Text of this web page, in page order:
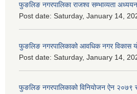
फुङलिङ नगरपालिका राजश्व सम्भाव्यता
Post date: Saturday, January 14,
फुङलिङ नगरपालिकाको आवधिक नगर विकास
Post date: Saturday, January 14,
फुङलिङ नगरपालिकाको विनियोजन ऐन २०७९